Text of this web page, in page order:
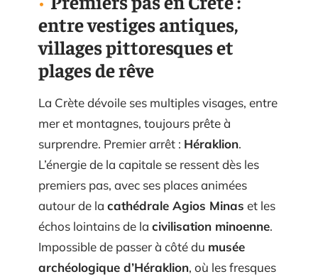
entre vestiges antiques,
villages pittoresques et
plages de rêve
La Crète dévoile ses multiples visages, entre
mer et montagnes, toujours prête à
surprendre. Premier arrêt : Héraklion.
L’énergie de la capitale se ressent dès les
premiers pas, avec ses places animées
autour de la cathédrale Agios Minas et les
échos lointains de la civilisation minoenne.
Impossible de passer à côté du musée
archéologique d’Héraklion, où les fresques